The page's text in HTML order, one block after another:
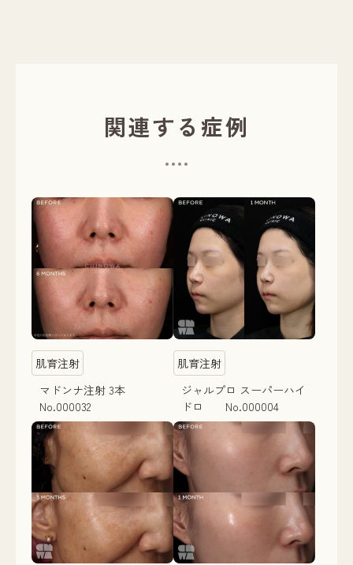
関連する症例
肌育注射
マドンナ注射 3本
No.000032
肌育注射
ジャルプロ スーパーハイ
ドロ No.000004